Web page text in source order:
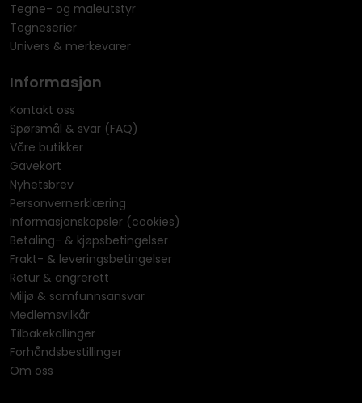
Tegne- og maleutstyr
Tegneserier
Univers & merkevarer
Informasjon
Kontakt oss
Spørsmål & svar (FAQ)
Våre butikker
Gavekort
Nyhetsbrev
Personvernerklæring
Informasjonskapsler (cookies)
Betaling- & kjøpsbetingelser
Frakt- & leveringsbetingelser
Retur & angrerett
Miljø & samfunnsansvar
Medlemsvilkår
Tilbakekallinger
Forhåndsbestillinger
Om oss